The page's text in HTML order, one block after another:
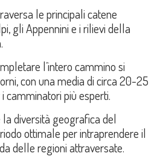
le principali catene
gli Appennini e i rilievi della
l’intero cammino si
con una media di circa 20-25
camminatori più esperti.
diversità geografica del
ottimale per intraprendere il
delle regioni attraversate.